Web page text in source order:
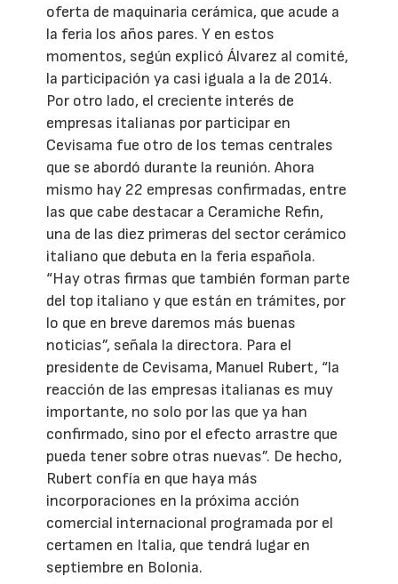
oferta de maquinaria cerámica, que acude a
la feria los años pares. Y en estos
momentos, según explicó Álvarez al comité,
la participación ya casi iguala a la de 2014.
Por otro lado, el creciente interés de
empresas italianas por participar en
Cevisama fue otro de los temas centrales
que se abordó durante la reunión. Ahora
mismo hay 22 empresas confirmadas, entre
las que cabe destacar a Ceramiche Refin,
una de las diez primeras del sector cerámico
italiano que debuta en la feria española.
“Hay otras firmas que también forman parte
del top italiano y que están en trámites, por
lo que en breve daremos más buenas
noticias”, señala la directora. Para el
presidente de Cevisama, Manuel Rubert, “la
reacción de las empresas italianas es muy
importante, no solo por las que ya han
confirmado, sino por el efecto arrastre que
pueda tener sobre otras nuevas”. De hecho,
Rubert confía en que haya más
incorporaciones en la próxima acción
comercial internacional programada por el
certamen en Italia, que tendrá lugar en
septiembre en Bolonia.